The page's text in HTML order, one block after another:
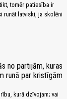
tomēr patiesība ir
runāt latviski, ja skolēni
no partijām, kuras
runā par kristīgām
kurā dzīvojam; vai